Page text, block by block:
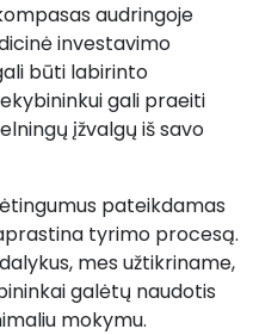
audringoje
investavimo
būti labirinto
gali praeiti
įžvalgų iš savo
pateikdamas
tyrimo procesą.
mes užtikriname,
galėtų naudotis
mokymu.